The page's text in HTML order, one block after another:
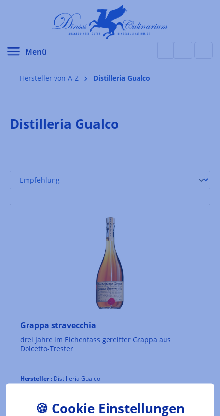
Hersteller von A-Z Distilleria Gualco
Distilleria Gualco
Grappa stravecchia
drei Jahre im Eichenfass gereifter Grappa aus
Dolcetto-Trester
Hersteller : Distilleria Gualco